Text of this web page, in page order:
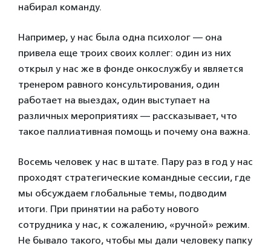
набирал команду.
Например, у нас была одна психолог — она
привела еще троих своих коллег: один из них
открыл у нас же в фонде онкослужбу и является
тренером равного консультирования, один
работает на выездах, один выступает на
различных мероприятиях — рассказывает, что
такое паллиативная помощь и почему она важна.
Восемь человек у нас в штате. Пару раз в год у нас
проходят стратегические командные сессии, где
мы обсуждаем глобальные темы, подводим
итоги. При принятии на работу нового
сотрудника у нас, к сожалению, «ручной» режим.
Не бывало такого, чтобы мы дали человеку папку